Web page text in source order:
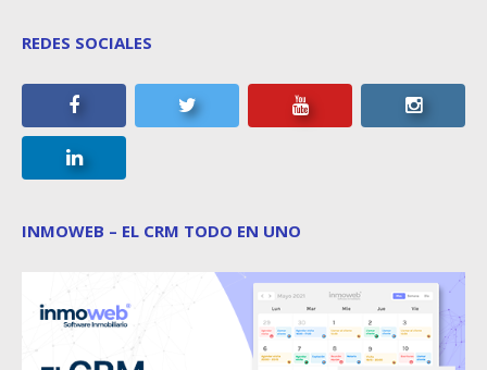
REDES SOCIALES
INMOWEB – EL CRM TODO EN UNO